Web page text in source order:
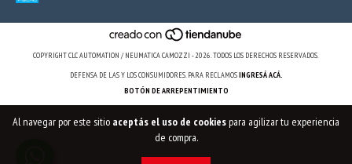
Al navegar por este sitio aceptás el uso de cookiespara agilizar tu experiencia
de compra.
COPYRIGHT CLC AUTOMATION / NEUMATICA CAMOZZI - 2026. TODOS LOS DERECHOS RESERVADOS.
DEFENSA DE LAS Y LOS CONSUMIDORES. PARA RECLAMOSINGRESÁ ACÁ.
BOTÓN DE ARREPENTIMIENTO